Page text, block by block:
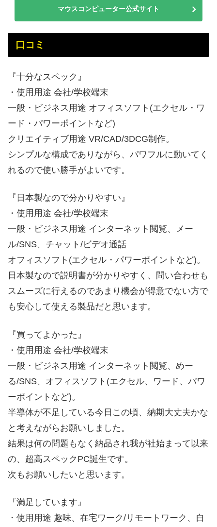
マウスコンピューター公式サイト
口コミ
『十分なスペック』
・使用用途 会社/学校端末
一般・ビジネス用途 オフィスソフト(エクセル・ワ
ード・パワーポイントなど)
クリエイティブ用途 VR/CAD/3DCG制作。
シンプルな構成でありながら、パワフルに動いてく
れるので使い勝手がよいです。
『日本製なので分かりやすい』
・使用用途 会社/学校端末
一般・ビジネス用途 インターネット閲覧、メー
ル/SNS、チャット/ビデオ通話
オフィスソフト(エクセル・パワーポイントなど)。
日本製なので説明書が分かりやすく、問い合わせも
スムーズに行えるのであまり機会が得意でない方で
も安心して使える製品だと思います。
『買ってよかった』
・使用用途 会社/学校端末
一般・ビジネス用途 インターネット閲覧、めー
る/SNS、オフィスソフト(エクセル、ワード、パワ
ーポイントなど)。
半導体が不足している今日この頃、納期大丈夫かな
と考えながらお願いしました。
結果は何の問題もなく納品され我が社始まって以来
の、超高スペックPC誕生です。
次もお願いしたいと思います。
『満足しています』
・使用用途 趣味、在宅ワーク/リモートワーク、自